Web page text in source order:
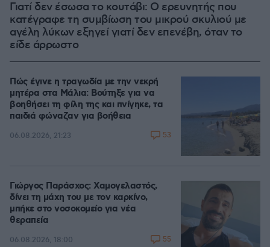
Γιατί δεν έσωσα το κουτάβι: Ο ερευνητής που
κατέγραφε τη συμβίωση του μικρού σκυλιού με
αγέλη λύκων εξηγεί γιατί δεν επενέβη, όταν το
είδε άρρωστο
Πώς έγινε η τραγωδία με την νεκρή
μητέρα στα Μάλια: Βούτηξε για να
βοηθήσει τη φίλη της και πνίγηκε, τα
παιδιά φώναζαν για βοήθεια
06.08.2026, 21:23 53
Γιώργος Παράσχος: Χαμογελαστός,
δίνει τη μάχη του με τον καρκίνο,
μπήκε στο νοσοκομείο για νέα
θεραπεία
06.08.2026, 18:00 55